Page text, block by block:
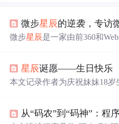
微步星辰的逆袭，专访
微步星辰是一家由前360和
用户体验，最终成功打造出领
Gartner报告的认可，成为唯一
星辰诞愿——生日快乐
本文记录作者为庆祝妹妹18岁
等核心技术栈学习与应用，突
从“码农”到“码神”：程